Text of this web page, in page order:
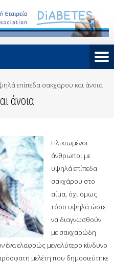
επίπεδα σακχάρου και άνοια
άνοια
Ηλικιωμένοι
άνθρωποι με
υψηλά επίπεδα
σακχάρου στο
αίμα, όχι όμως
τόσο υψηλά ώστε
να διαγνωσθούν
με σακχαρώδη
ένα ελαφρώς μεγαλύτερο κίνδυνο
μελέτη που δημοσιεύτηκε